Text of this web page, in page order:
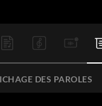
DES PAROLES